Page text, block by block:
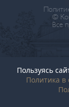
Пользуясь
Политика
©
Все